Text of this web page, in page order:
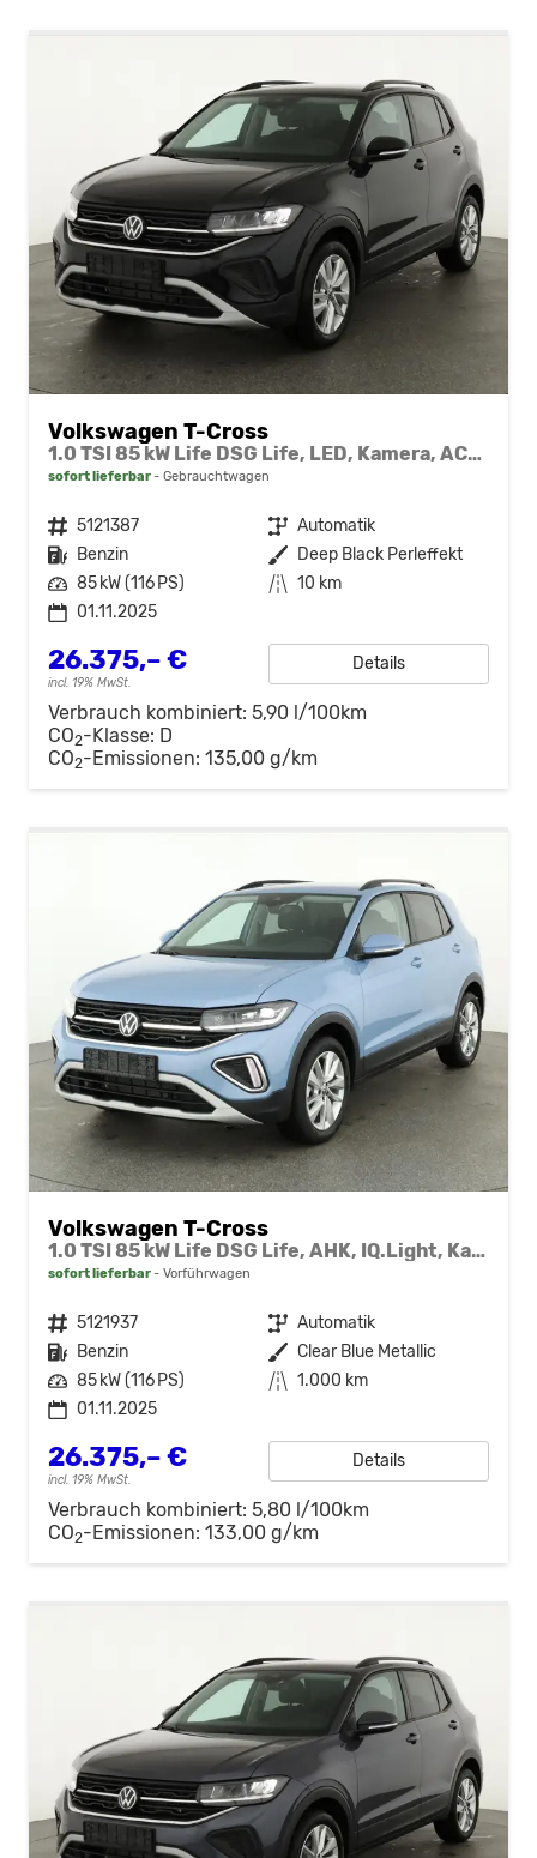
Volkswagen T-Cross
1.0 TSI 85 kW Life DSG Life, LED, Kamera, ACC, Side, Winter, 17-Zoll, 3-J. Garantie
sofort lieferbar Gebrauchtwagen
Fahrzeugnr. 5121387 Getriebe Automatik
Kraftstoff Benzin Außenfarbe Deep Black Perleffekt
Leistung 85 kW (116 PS) Kilometerstand 10 km
01.11.2025
26.375,– €
incl. 19% MwSt.
Details
Verbrauch kombiniert: 5,90 l/100km
CO2-Klasse: D
CO2-Emissionen: 135,00 g/km
Volkswagen T-Cross
1.0 TSI 85 kW Life DSG Life, AHK, IQ.Light, Kamera, ACC, Side, Winter, 17-Zoll
sofort lieferbar Vorführwagen
Fahrzeugnr. 5121937 Getriebe Automatik
Kraftstoff Benzin Außenfarbe Clear Blue Metallic
Leistung 85 kW (116 PS) Kilometerstand 1.000 km
01.11.2025
26.375,– €
incl. 19% MwSt.
Details
Verbrauch kombiniert: 5,80 l/100km
CO2-Emissionen: 133,00 g/km